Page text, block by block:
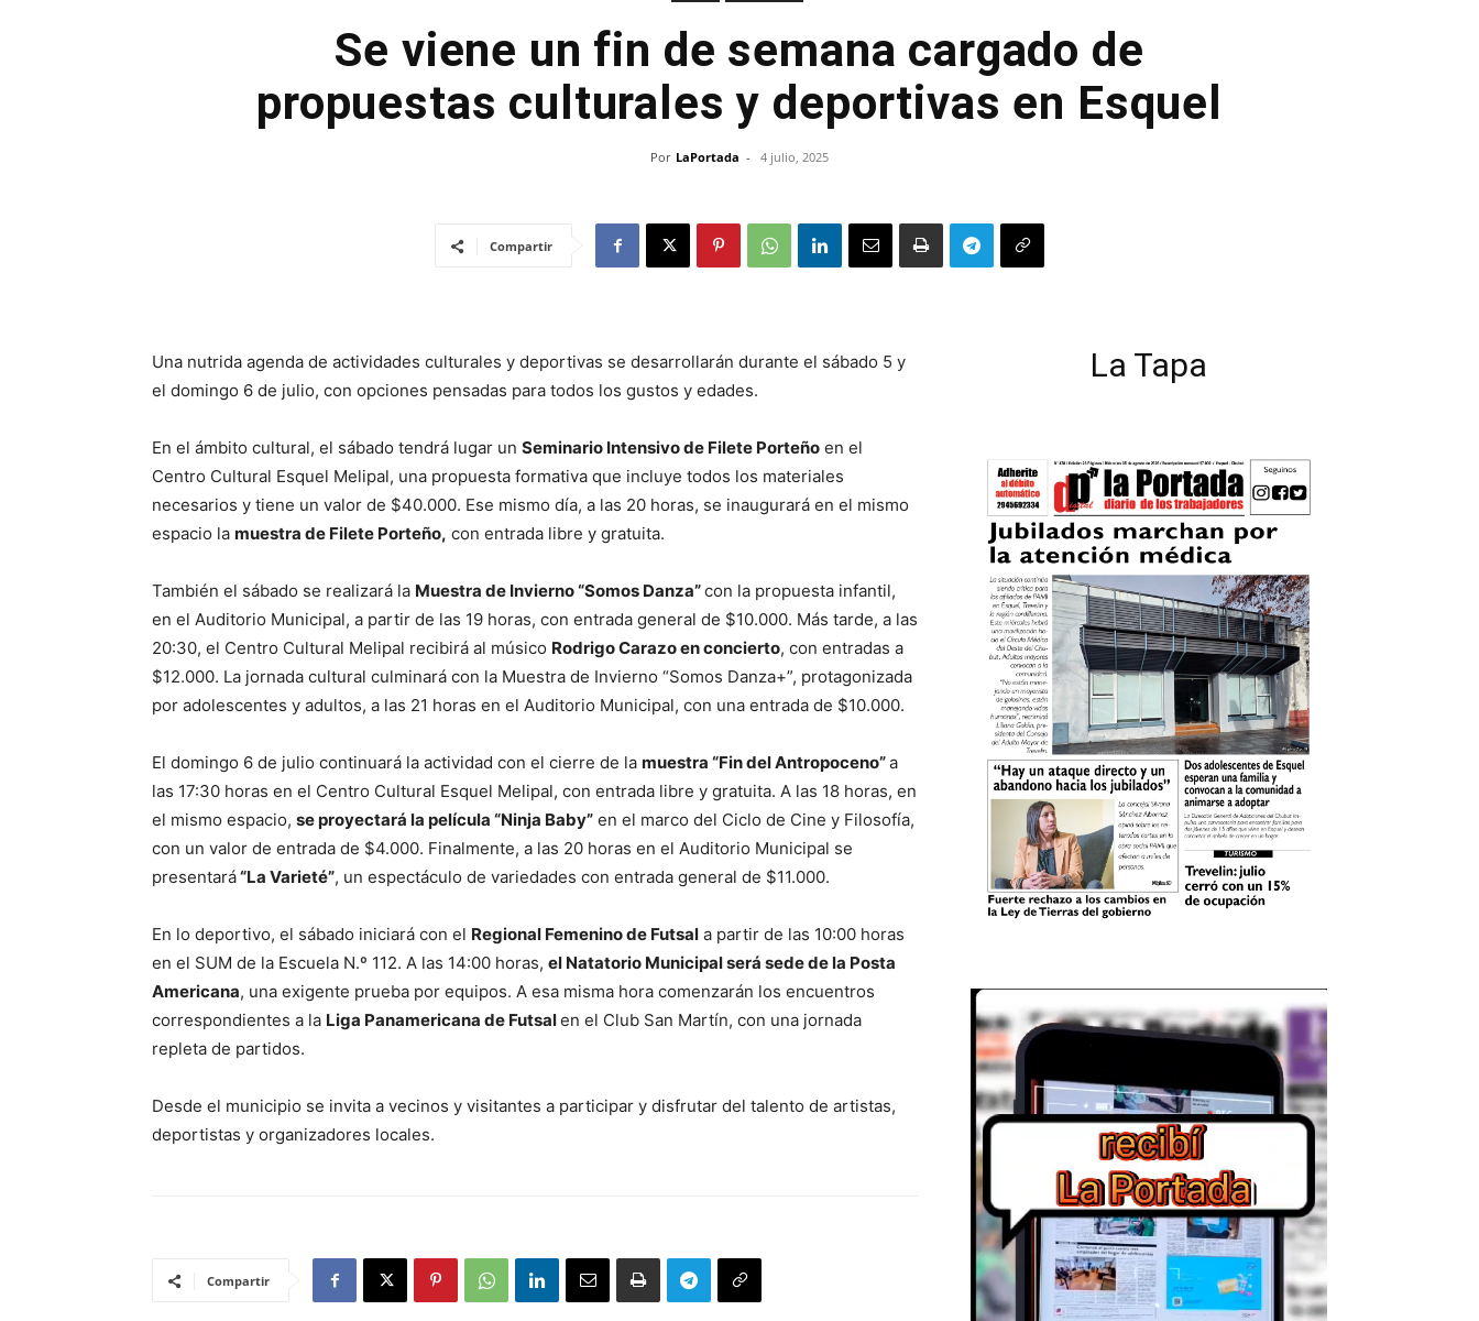
Se viene un fin de semana cargado de
propuestas culturales y deportivas en Esquel
Por LaPortada - 4 julio, 2025
Compartir
Una nutrida agenda de actividades culturales y deportivas se desarrollarán durante el sábado 5 y
el domingo 6 de julio, con opciones pensadas para todos los gustos y edades.
En el ámbito cultural, el sábado tendrá lugar un Seminario Intensivo de Filete Porteño en el
Centro Cultural Esquel Melipal, una propuesta formativa que incluye todos los materiales
necesarios y tiene un valor de $40.000. Ese mismo día, a las 20 horas, se inaugurará en el mismo
espacio la muestra de Filete Porteño, con entrada libre y gratuita.
También el sábado se realizará la Muestra de Invierno “Somos Danza”con la propuesta infantil,
en el Auditorio Municipal, a partir de las 19 horas, con entrada general de $10.000. Más tarde, a las
20:30, el Centro Cultural Melipal recibirá al músico Rodrigo Carazo en concierto, con entradas a
$12.000. La jornada cultural culminará con la Muestra de Invierno “Somos Danza+”, protagonizada
por adolescentes y adultos, a las 21 horas en el Auditorio Municipal, con una entrada de $10.000.
El domingo 6 de julio continuará la actividad con el cierre de la muestra “Fin del Antropoceno”a
las 17:30 horas en el Centro Cultural Esquel Melipal, con entrada libre y gratuita. A las 18 horas, en
el mismo espacio, se proyectará la película “Ninja Baby” en el marco del Ciclo de Cine y Filosofía,
con un valor de entrada de $4.000. Finalmente, a las 20 horas en el Auditorio Municipal se
presentará“La Varieté”, un espectáculo de variedades con entrada general de $11.000.
En lo deportivo, el sábado iniciará con el Regional Femenino de Futsal a partir de las 10:00 horas
en el SUM de la Escuela N.º 112. A las 14:00 horas, el Natatorio Municipal será sede de la Posta
Americana, una exigente prueba por equipos. A esa misma hora comenzarán los encuentros
correspondientes a la Liga Panamericana de Futsalen el Club San Martín, con una jornada
repleta de partidos.
Desde el municipio se invita a vecinos y visitantes a participar y disfrutar del talento de artistas,
deportistas y organizadores locales.
Compartir
La Tapa